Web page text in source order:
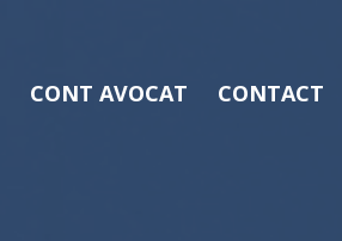
CONT AVOCAT CONTACT